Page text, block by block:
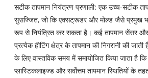
सटीक तापमान नियंत्रण प्रणाली: एक उच्च-सटीक
सुसज्जित, जो कि एक्सट्रूडर और मोल्ड जैसे प्रमुख
रूप से नियंत्रित कर सकता है। कई तापमान सेंसर
प्रत्येक हीटिंग क्षेत्र के तापमान की निगरानी की
के लिए वास्तविक समय में समायोजित किया जाता है कि
प्लास्टिकलाइज्ड और सर्वोत्तम तापमान स्थितियों के